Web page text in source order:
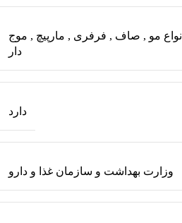
انواع مو , صاف , فرفری , مارپیچ , موج
دار
دارد
وزارت بهداشت و سازمان غذا و دارو